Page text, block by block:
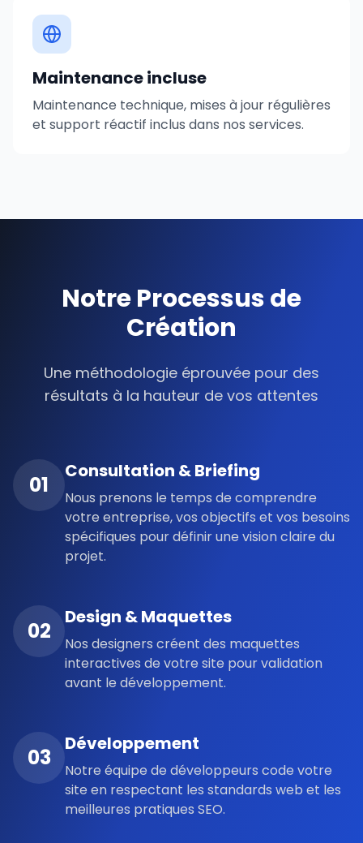
Maintenance incluse
Maintenance technique, mises à jour régulières
et support réactif inclus dans nos services.
NotreProcessusde
Création
Une méthodologie éprouvée pour des
résultats à la hauteur de vos attentes
01
Consultation & Briefing
Nous prenons le temps de comprendre
votre entreprise, vos objectifs et vos besoins
spécifiques pour définir une vision claire du
projet.
02
Design & Maquettes
Nos designers créent des maquettes
interactives de votre site pour validation
avant le développement.
03
Développement
Notre équipe de développeurs code votre
site en respectant les standards web et les
meilleures pratiques SEO.